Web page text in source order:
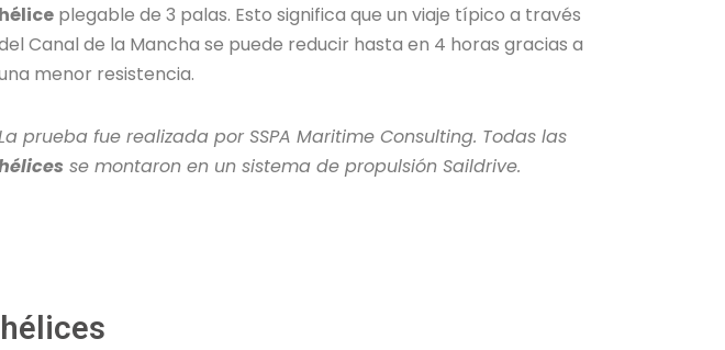
hélice plegable de 3 palas. Esto significa que un viaje típico a través
Canal de la Mancha se puede reducir hasta en 4 horas gracias a
menor resistencia.
prueba fue realizada por SSPA Maritime Consulting. Todas las
se montaron en un sistema de propulsión Saildrive.